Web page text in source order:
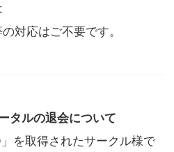
対応はご不要です。
タルの退会について
」を取得されたサークル様で